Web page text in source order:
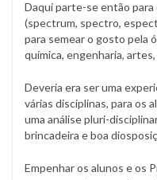
Daqui parte-se então
(spectrum, spectro,
para semear o gosto pela
química, engenharia,
Deveria era ser uma
várias disciplinas, para os
uma análise pluri-
brincadeira e boa
Empenhar os alunos e os